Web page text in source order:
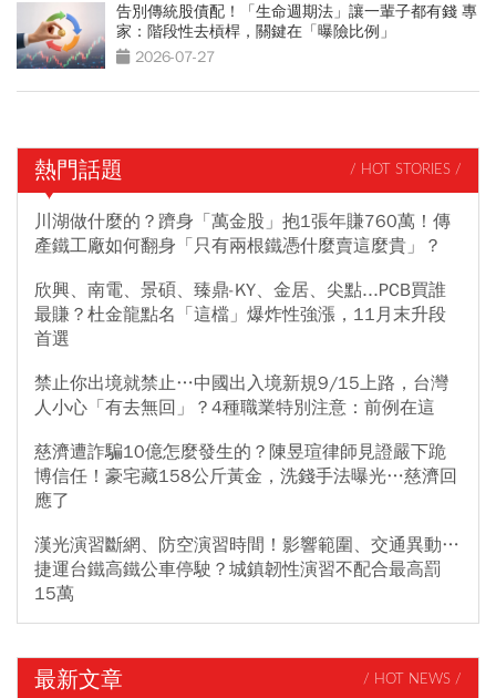
告別傳統股債配！「生命週期法」讓一輩子都有錢 專
家：階段性去槓桿，關鍵在「曝險比例」
2026-07-27
熱門話題 / HOT STORIES /
川湖做什麼的？躋身「萬金股」抱1張年賺760萬！傳
產鐵工廠如何翻身「只有兩根鐵憑什麼賣這麼貴」？
欣興、南電、景碩、臻鼎-KY、金居、尖點...PCB買誰
最賺？杜金龍點名「這檔」爆炸性強漲，11月末升段
首選
禁止你出境就禁止…中國出入境新規9/15上路，台灣
人小心「有去無回」？4種職業特別注意：前例在這
慈濟遭詐騙10億怎麼發生的？陳昱瑄律師見證嚴下跪
博信任！豪宅藏158公斤黃金，洗錢手法曝光…慈濟回
應了
漢光演習斷網、防空演習時間！影響範圍、交通異動…
捷運台鐵高鐵公車停駛？城鎮韌性演習不配合最高罰
15萬
最新文章 / HOT NEWS /